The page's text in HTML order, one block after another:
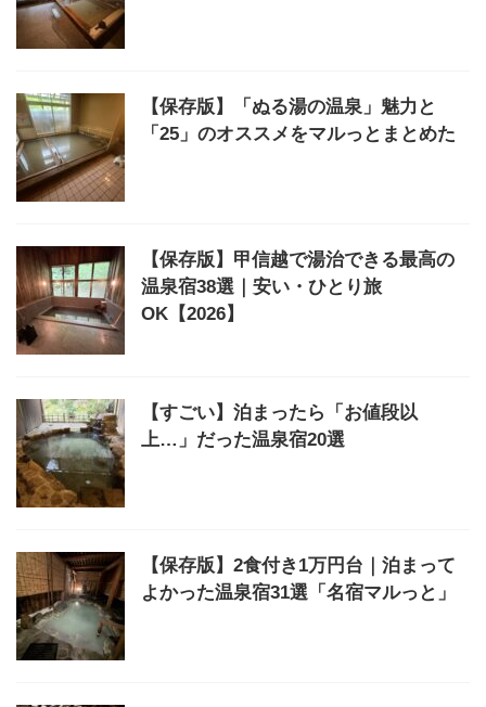
【保存版】「ぬる湯の温泉」魅力と
「25」のオススメをマルっとまとめた
【保存版】甲信越で湯治できる最高の
温泉宿38選｜安い・ひとり旅
OK【2026】
【すごい】泊まったら「お値段以
上…」だった温泉宿20選
【保存版】2食付き1万円台｜泊まって
よかった温泉宿31選「名宿マルっと」